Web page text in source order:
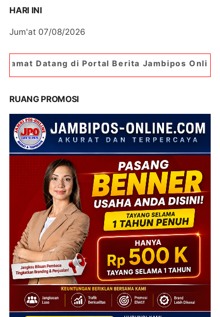
HARI INI
Jum'at 07/08/2026
Portal Berita Jambipos Online. Portal Berita
RUANG PROMOSI